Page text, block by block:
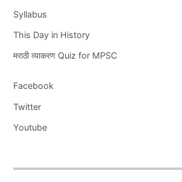
Syllabus
This Day in History
मराठी व्याकरण Quiz for MPSC
Facebook
Twitter
Youtube